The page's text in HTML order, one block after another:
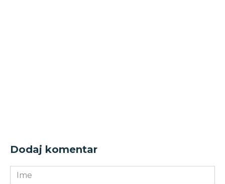
Dodaj komentar
Ime